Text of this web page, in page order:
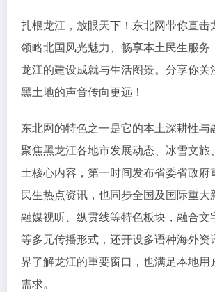
扎根龙江，放眼天下！东北网带你直击
领略北国风光魅力、畅享本土民生服务
龙江的建设成就与生活图景。分享你关
黑土地的声音传向更远！
东北网的特色之一是它的本土深耕性与
聚焦黑龙江各地市发展动态、冰雪文旅
土核心内容，第一时间发布省委省政府
民生热点资讯，也同步全国及国际重大
融媒视听、纵贯线等特色板块，融合文
等多元传播形式，还开设多语种海外资
界了解龙江的重要窗口，也满足本地用
需求。